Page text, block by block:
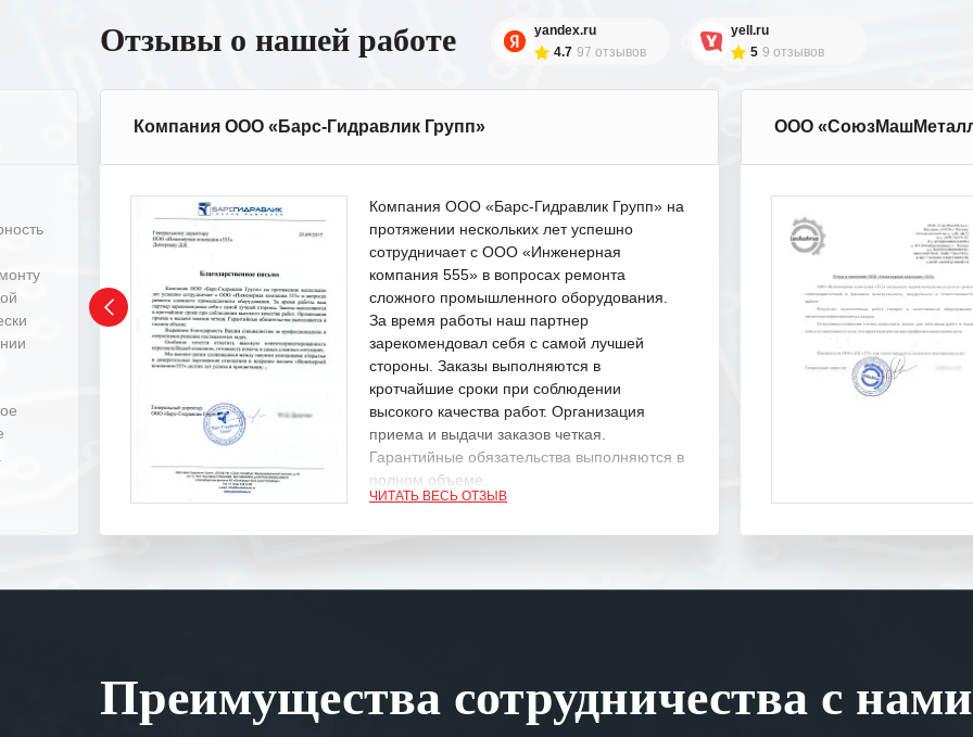
Отзывы о нашей работе
yandex.ru
4.7 97 отзывов
yell.ru
5 9 отзывов
Компания ООО «Барс-Гидравлик Групп»
Компания ООО «Барс-Гидравлик Групп» на
протяжении нескольких лет успешно
сотрудничает с ООО «Инженерная
компания 555» в вопросах ремонта
сложного промышленного оборудования.
За время работы наш партнер
зарекомендовал себя с самой лучшей
стороны. Заказы выполняются в
кротчайшие сроки при соблюдении
высокого качества работ. Организация
приема и выдачи заказов четкая.
Гарантийные обязательства выполняются в
полном объеме.
Мы высоко ценим сложившиеся между
ЧИТАТЬ ВЕСЬ ОТЗЫВ
ООО
Преимущества сотрудничества с нами